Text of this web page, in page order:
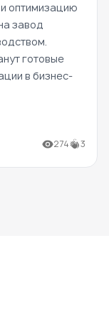
оптимизацию
завод
готовые
в бизнес-
274 3